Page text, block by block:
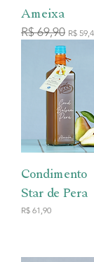
Ameixa
Preço normal
R$ 69,90 Preço
R$
Condimento
Star de Pera
Preço
R$ 61,90